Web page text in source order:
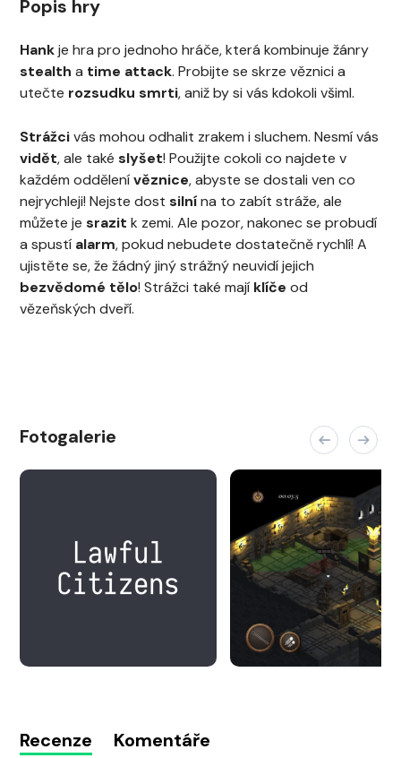
Popis hry
Hankje hra pro jednoho hráče, která kombinuje žánry
stealth a time attack. Probijte se skrze věznici a
utečte rozsudku smrti, aniž by si vás kdokoli všiml.
Strážcivás mohou odhalit zrakem i sluchem. Nesmí vás
vidět, ale také slyšet! Použijte cokoli co najdete v
každém oddělenívěznice, abyste se dostali ven co
nejrychleji! Nejste dost silnína to zabít stráže, ale
můžete je srazit k zemi. Ale pozor, nakonec se probudí
a spustí alarm, pokud nebudete dostatečně rychlí! A
ujistěte se, že žádný jiný strážný neuvidí jejich
bezvědomé tělo! Strážci také mají klíče od
vězeňských dveří.
Fotogalerie
Recenze Komentáře